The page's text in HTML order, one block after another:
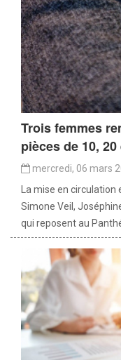
Trois femmes
pièces de 10,
mercredi, 06 mars
La mise en
Simone Veil,
qui reposent au